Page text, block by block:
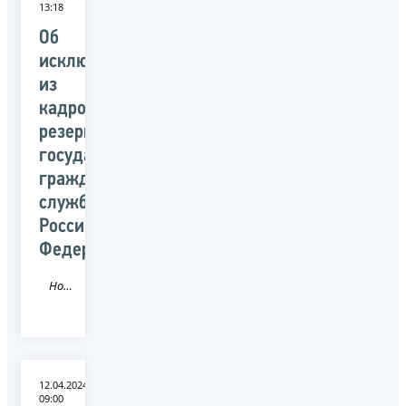
13:18
Об
исключении
из
кадрового
резерва
государственной
гражданской
службы
Российской
Федерации
Новость
12.04.2024
09:00